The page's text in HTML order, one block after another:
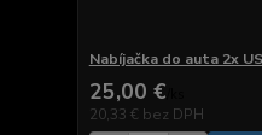
Nabíjačka do auta 2x
25,00 €
20,33 € bez DPH